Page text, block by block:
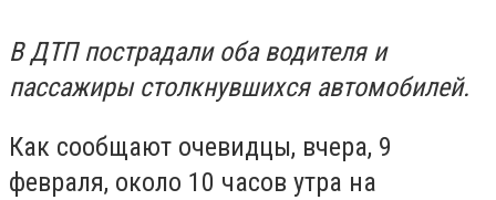
В ДТП пострадали оба водителя и
пассажиры столкнувшихся автомобилей.
Как сообщают очевидцы, вчера, 9
февраля, около 10 часов утра на